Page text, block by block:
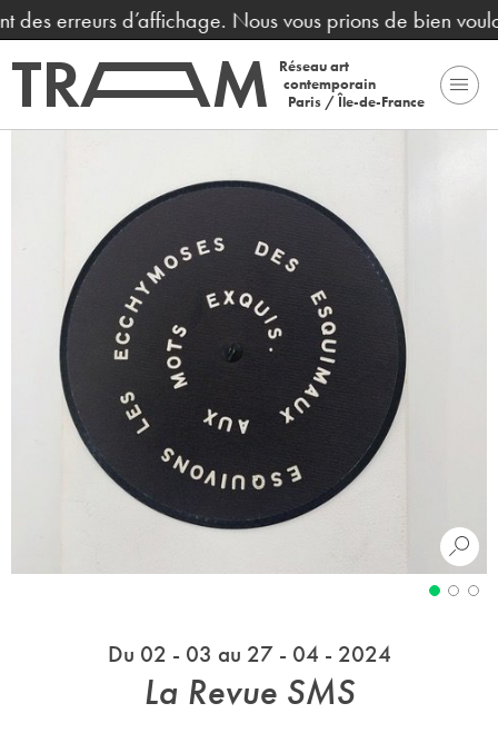
erreurs d’affichage. Nous vous prions de bien
Réseau art
contemporain
Paris / Île-de-France
Du 02 - 03 au 27 - 04 - 2024
La Revue SMS